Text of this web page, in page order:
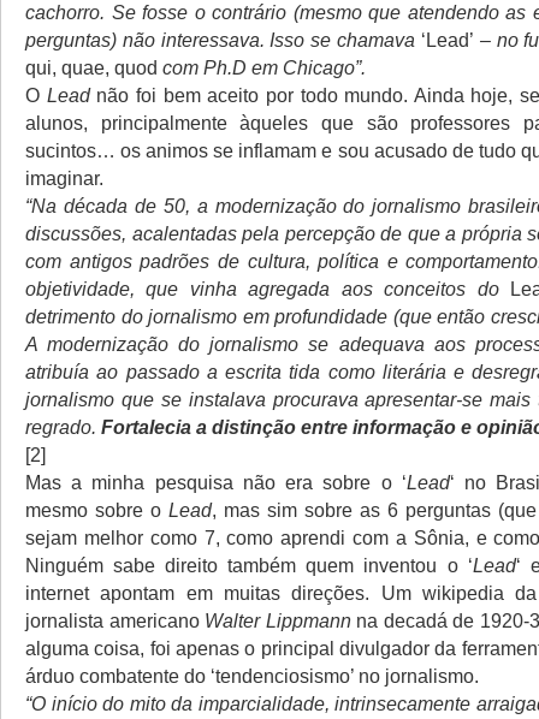
cachorro. Se fosse o contrário (mesmo que atendendo as
perguntas) não interessava. Isso se chamava ‘Lead’ – no
qui, quae, quod com Ph.D em Chicago”.
O Leadnão foi bem aceito por todo mundo. Ainda hoje,
alunos, principalmente àqueles que são professores
sucintos… os animos se inflamam e sou acusado de tudo
imaginar.
“Na década de 50, a modernização do jornalismo
discussões, acalentadas pela percepção de que a própria
com antigos padrões de cultura, política e
objetividade, que vinha agregada aos conceitos do
detrimento do jornalismo em profundidade (que então
A modernização do jornalismo se adequava aos
atribuía ao passado a escrita tida como literária e
jornalismo que se instalava procurava apresentar-se
regrado. Fortalecia a distinção entre informação e
[2]
Mas a minha pesquisa não era sobre o ‘Lead‘ no
mesmo sobre o Lead, mas sim sobre as 6 perguntas
sejam melhor como 7, como aprendi com a Sônia, e
Ninguém sabe direito também quem inventou o ‘Lead‘
internet apontam em muitas direções. Um wikipedia
jornalista americano Walter Lippmannna decadá de 1920-
alguma coisa, foi apenas o principal divulgador da
árduo combatente do ‘tendenciosismo’ no jornalismo.
“O início do mito da imparcialidade, intrinsecamente